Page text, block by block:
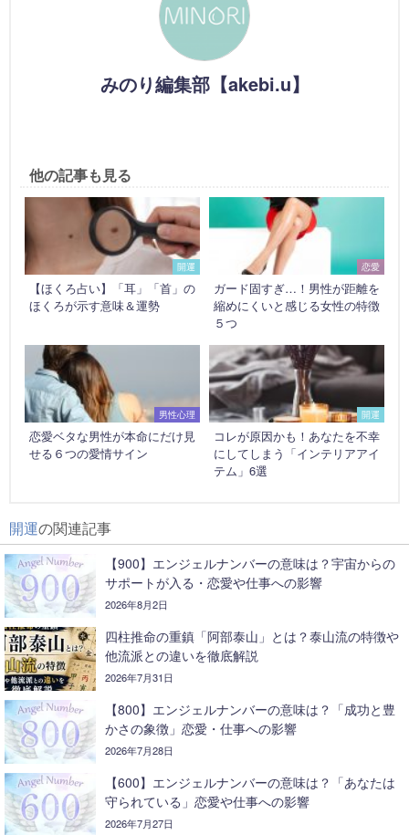
みのり編集部【akebi.u】
他の記事も見る
開運
【ほくろ占い】「耳」「首」の
ほくろが示す意味＆運勢
恋愛
ガード固すぎ…！男性が距離を
縮めにくいと感じる女性の特徴
５つ
男性心理
恋愛ベタな男性が本命にだけ見
せる６つの愛情サイン
開運
コレが原因かも！あなたを不幸
にしてしまう「インテリアアイ
テム」6選
開運の関連記事
【900】エンジェルナンバーの意味は？宇宙からの
サポートが入る・恋愛や仕事への影響
2026年8月2日
四柱推命の重鎮「阿部泰山」とは？泰山流の特徴や
他流派との違いを徹底解説
2026年7月31日
【800】エンジェルナンバーの意味は？「成功と豊
かさの象徴」恋愛・仕事への影響
2026年7月28日
【600】エンジェルナンバーの意味は？「あなたは
守られている」恋愛や仕事への影響
2026年7月27日